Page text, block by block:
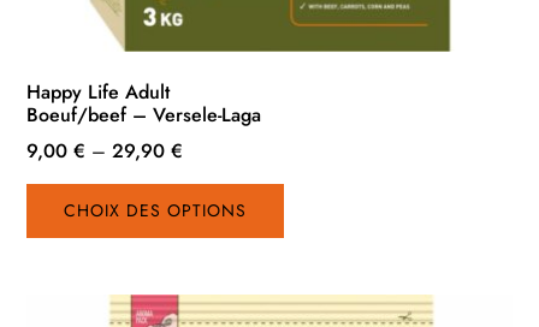
Happy Life Adult
Boeuf/beef – Versele-Laga
9,00€ –29,90€
CHOIX DES OPTIONS
Ce
a
variations.